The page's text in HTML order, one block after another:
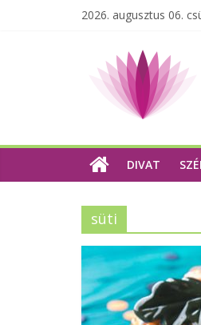
2026. augusztus 06.
DIVAT
süti